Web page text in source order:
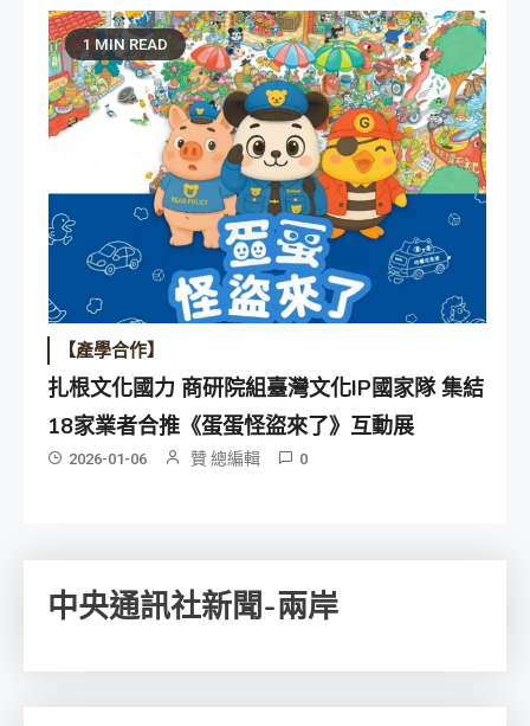
1 MIN READ
【產學合作】
扎根文化國力 商研院組臺灣文化IP國家隊 集結
18家業者合推《蛋蛋怪盜來了》互動展
2026-01-06 贊 總編輯 0
中央通訊社新聞-兩岸